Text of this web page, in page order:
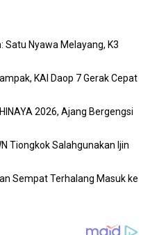
Satu Nyawa Melayang, K3
KAI Daop 7 Gerak Cepat
2026, Ajang Bergengsi
Tiongkok Salahgunakan Ijin
Sempat Terhalang Masuk ke